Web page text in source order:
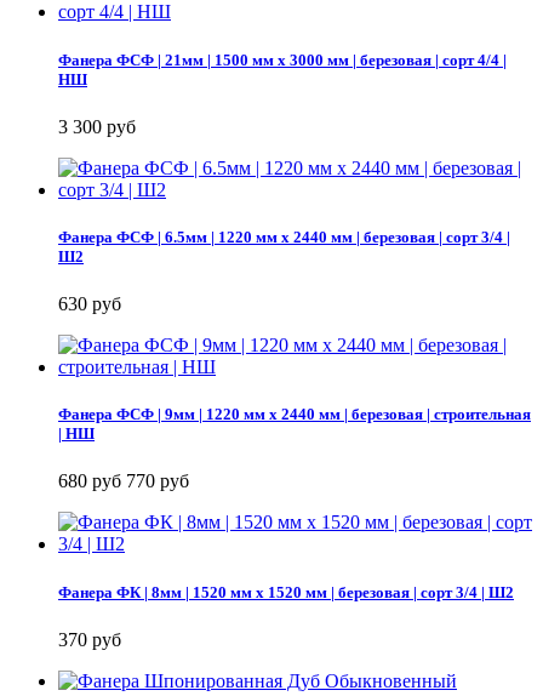
Фанера ФСФ | 21мм | 1500 мм х 3000 мм | березовая | сорт 4/4 |
НШ
3 300 руб
Фанера ФСФ | 6.5мм | 1220 мм х 2440 мм | березовая | сорт 3/4 |
Ш2
630 руб
Фанера ФСФ | 9мм | 1220 мм х 2440 мм | березовая | строительная
| НШ
680 руб 770 руб
Фанера ФК | 8мм | 1520 мм х 1520 мм | березовая | сорт 3/4 | Ш2
370 руб